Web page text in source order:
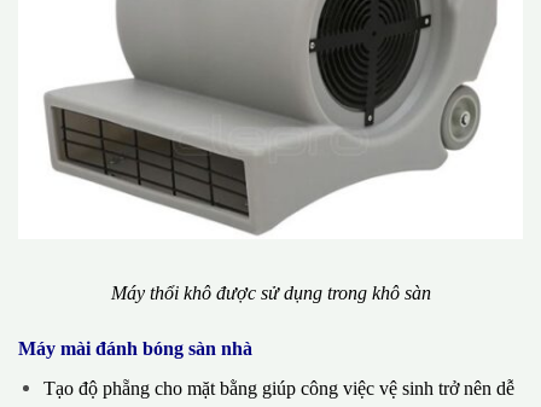
Máy thổi khô được sử dụng trong khô sàn
Máy mài đánh bóng sàn nhà
Tạo độ phẵng cho mặt bằng giúp công việc vệ sinh trở nên dễ